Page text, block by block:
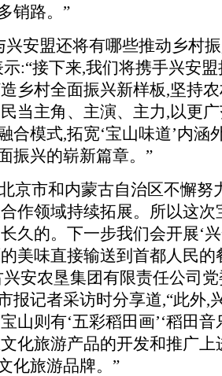
销路。”
兴安盟还将有哪些推动乡村
:“接下来,我们将携手兴安
乡村全面振兴新样板,坚持
当主角、主演、主力,以更
合模式,拓宽‘宝山味道’内涵
振兴的崭新篇章。”
京市和内蒙古自治区不懈努
作领域持续拓展。所以这
久的。下一步我们会开展‘
美味直接输送到首都人民的
安农垦集团有限责任公司
报记者采访时分享道,“此外,
山则有‘五彩稻田画’‘稻田
化旅游产品的开发和推广上
化旅游品牌。”